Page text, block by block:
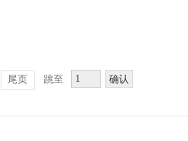
尾页 跳至 确认